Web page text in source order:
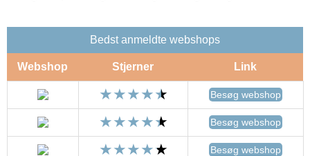
Bedst anmeldte webshops
Webshop Stjerner Link
Besøg webshop
Besøg webshop
Besøg webshop